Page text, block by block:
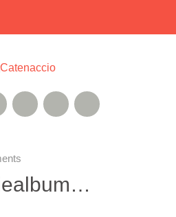
Twitter
Google+
Instagram
Xing